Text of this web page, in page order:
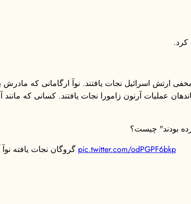
کرد.
ارتش اسرائیل نجات یافتند. نوآ ارگامانی که
عملیات آرنون زامورا نجات یافتند. کسانی که مانند
بودند" چیست؟
pic.twitter.com/odPGPF6bkp